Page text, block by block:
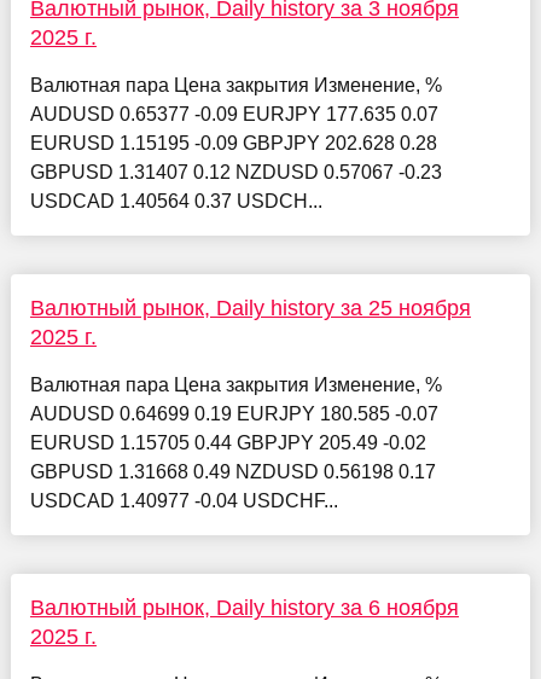
Валютный рынок, Daily history за 3 ноября
2025 г.
Валютная пара Цена закрытия Изменение, %
AUDUSD 0.65377 -0.09 EURJPY 177.635 0.07
EURUSD 1.15195 -0.09 GBPJPY 202.628 0.28
GBPUSD 1.31407 0.12 NZDUSD 0.57067 -0.23
USDCAD 1.40564 0.37 USDCH...
Валютный рынок, Daily history за 25 ноября
2025 г.
Валютная пара Цена закрытия Изменение, %
AUDUSD 0.64699 0.19 EURJPY 180.585 -0.07
EURUSD 1.15705 0.44 GBPJPY 205.49 -0.02
GBPUSD 1.31668 0.49 NZDUSD 0.56198 0.17
USDCAD 1.40977 -0.04 USDCHF...
Валютный рынок, Daily history за 6 ноября
2025 г.